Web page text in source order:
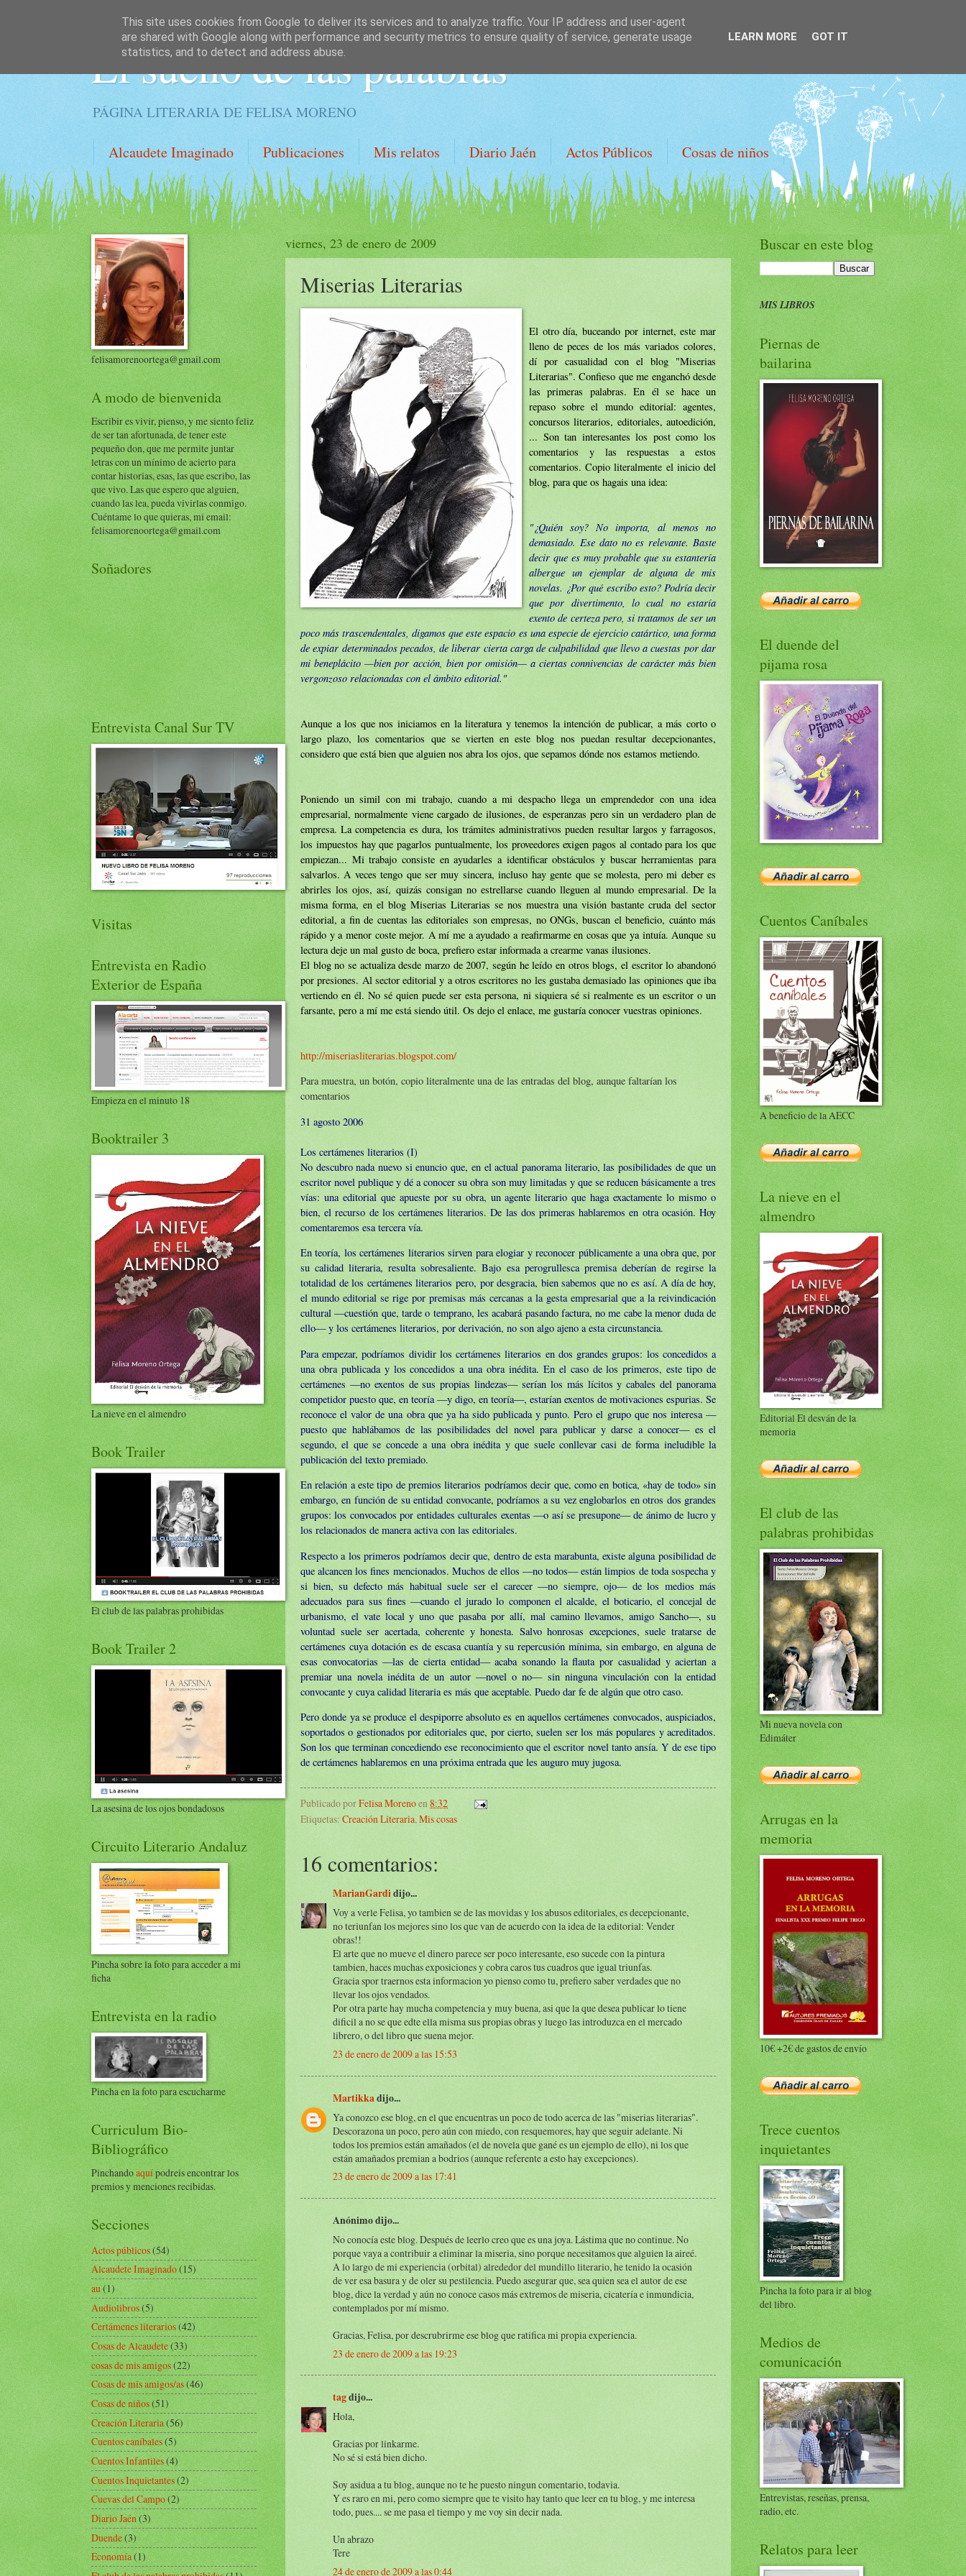
El sueño de las palabras
PÁGINA LITERARIA DE FELISA MORENO
Alcaudete Imaginado Publicaciones Mis relatos Diario Jaén Actos Públicos Cosas de niños
viernes, 23 de enero de 2009
Miserias Literarias
El otro día, buceando por internet, este mar
lleno de peces de los más variados colores,
dí por casualidad con el blog "Miserias
Literarias".Confieso que me enganchó desde
las primeras palabras. En él se hace un
repaso sobre el mundo editorial: agentes,
concursos literarios, editoriales, autoedición,
... Son tan interesantes los post como los
comentarios y las respuestas a estos
comentarios. Copio literalmente el inicio del
blog, para que os hagais una idea:
"¿Quién soy? No importa, al menos no
demasiado. Ese dato no es relevante. Baste
decir que es muy probable que su estantería
albergue un ejemplar de alguna de mis
novelas. ¿Por qué escribo esto? Podría decir
que por divertimento, lo cual no estaría
exento de certeza pero, si tratamos de ser un
poco más trascendentales, digamos que este espacio es una especie de ejercicio catártico, una forma
de expiar determinados pecados, de liberar cierta carga de culpabilidad que llevo a cuestas por dar
mi beneplácito —bien por acción, bien por omisión— a ciertas connivencias de carácter más bien
vergonzoso relacionadas con el ámbito editorial."
Aunque a los que nos iniciamos en la literatura y tenemos la intención de publicar, a más corto o
largo plazo, los comentarios que se vierten en este blog nos puedan resultar decepcionantes,
considero que está bien que alguien nos abra los ojos, que sepamos dónde nos estamos metiendo.
Poniendo un simil con mi trabajo, cuando a mi despacho llega un emprendedor con una idea
empresarial, normalmente viene cargado de ilusiones, de esperanzas pero sin un verdadero plan de
empresa. La competencia es dura, los trámites administrativos pueden resultar largos y farragosos,
los impuestos hay que pagarlos puntualmente, los proveedores exigen pagos al contado para los que
empiezan... Mi trabajo consiste en ayudarles a identificar obstáculos y buscar herramientas para
salvarlos. A veces tengo que ser muy sincera, incluso hay gente que se molesta, pero mi deber es
abrirles los ojos, así, quizás consigan no estrellarse cuando lleguen al mundo empresarial. De la
misma forma, en el blog Miserias Literarias se nos muestra una visión bastante cruda del sector
editorial, a fin de cuentas las editoriales son empresas, no ONGs, buscan el beneficio, cuánto más
rápido y a menor coste mejor. A mí me a ayudado a reafirmarme en cosas que ya intuía. Aunque su
lectura deje un mal gusto de boca, prefiero estar informada a crearme vanas ilusiones.
El blog no se actualiza desde marzo de 2007, según he leído en otros blogs, el escritor lo abandonó
por presiones. Al sector editorial y a otros escritores no les gustaba demasiado las opiniones que iba
vertiendo en él. No sé quien puede ser esta persona, ni siquiera sé si realmente es un escritor o un
farsante, pero a mí me está siendo útil. Os dejo el enlace, me gustaría conocer vuestras opiniones.
http://miseriasliterarias.blogspot.com/
Para muestra, un botón, copio literalmente una de las entradas del blog, aunque faltarían los
comentarios
31 agosto 2006
Los certámenes literarios (I)
No descubro nada nuevo si enuncio que, en el actual panorama literario, las posibilidades de que un
escritor novel publique y dé a conocer su obra son muy limitadas y que se reducen básicamente a tres
vías: una editorial que apueste por su obra, un agente literario que haga exactamente lo mismo o
bien, el recurso de los certámenes literarios. De las dos primeras hablaremos en otra ocasión. Hoy
comentaremos esa tercera vía.
En teoría, los certámenes literarios sirven para elogiar y reconocer públicamente a una obra que, por
su calidad literaria, resulta sobresaliente. Bajo esa perogrullesca premisa deberían de regirse la
totalidad de los certámenes literarios pero, por desgracia, bien sabemos que no es así. A día de hoy,
el mundo editorial se rige por premisas más cercanas a la gesta empresarial que a la reivindicación
cultural —cuestión que, tarde o temprano, les acabará pasando factura, no me cabe la menor duda de
ello— y los certámenes literarios, por derivación, no son algo ajeno a esta circunstancia.
Para empezar, podríamos dividir los certámenes literarios en dos grandes grupos: los concedidos a
una obra publicada y los concedidos a una obra inédita. En el caso de los primeros, este tipo de
certámenes —no exentos de sus propias lindezas— serían los más lícitos y cabales del panorama
competidor puesto que, en teoría —y digo, en teoría—, estarían exentos de motivaciones espurias. Se
reconoce el valor de una obra que ya ha sido publicada y punto. Pero el grupo que nos interesa —
puesto que hablábamos de las posibilidades del novel para publicar y darse a conocer— es el
segundo, el que se concede a una obra inédita y que suele conllevar casi de forma ineludible la
publicación del texto premiado.
En relación a este tipo de premios literarios podríamos decir que, como en botica, «hay de todo» sin
embargo, en función de su entidad convocante, podríamos a su vez englobarlos en otros dos grandes
grupos: los convocados por entidades culturales exentas —o así se presupone— de ánimo de lucro y
los relacionados de manera activa con las editoriales.
Respecto a los primeros podríamos decir que, dentro de esta marabunta, existe alguna posibilidad de
que alcancen los fines mencionados. Muchos de ellos —no todos— están limpios de toda sospecha y
si bien, su defecto más habitual suele ser el carecer —no siempre, ojo— de los medios más
adecuados para sus fines —cuando el jurado lo componen el alcalde, el boticario, el concejal de
urbanismo, el vate local y uno que pasaba por allí, mal camino llevamos, amigo Sancho—, su
voluntad suele ser acertada, coherente y honesta. Salvo honrosas excepciones, suele tratarse de
certámenes cuya dotación es de escasa cuantía y su repercusión mínima, sin embargo, en alguna de
esas convocatorias —las de cierta entidad— acaba sonando la flauta por casualidad y aciertan a
premiar una novela inédita de un autor —novel o no— sin ninguna vinculación con la entidad
convocante y cuya calidad literaria es más que aceptable. Puedo dar fe de algún que otro caso.
Pero donde ya se produce el despiporre absoluto es en aquellos certámenes convocados, auspiciados,
soportados o gestionados por editoriales que, por cierto, suelen ser los más populares y acreditados.
Son los que terminan concediendo ese reconocimiento que el escritor novel tanto ansía. Y de ese tipo
de certámenes hablaremos en una próxima entrada que les auguro muy jugosa.
Publicado porFelisa Morenoen 8:32
Etiquetas: Creación Literaria, Mis cosas
16 comentarios:
MarianGardidijo...
Voy a verle Felisa, yo tambien se de las movidas y los abusos editoriales, es decepcionante,
no teriunfan los mejores sino los que van de acuerdo con la idea de la editorial: Vender
obras!!
El arte que no mueve el dinero parece ser poco interesante, eso sucede con la pintura
tambien, haces muchas exposiciones y cobra caros tus cuadros que igual triunfas.
Gracia spor traernos esta informacion yo pienso como tu, prefiero saber verdades que no
llevar los ojos vendados.
Por otra parte hay mucha competencia y muy buena, asi que la que desea publicar lo tiene
dificil a no se que edte ella misma sus propias obras y luego las introduzca en el mercado
librero, o del libro que suena mejor.
23 de enero de 2009 a las 15:53
Martikkadijo...
Ya conozco ese blog, en el que encuentras un poco de todo acerca de las "miserias literarias".
Descorazona un poco, pero aún con miedo, con resquemores, hay que seguir adelante. Ni
todos los premios están amañados (el de novela que gané es un ejemplo de ello), ni los que
están amañados premian a bodrios (aunque referente a esto hay excepciones).
23 de enero de 2009 a las 17:41
Anónimo dijo...
No conocía este blog. Después de leerlo creo que es una joya. Lástima que no continue. No
porque vaya a contribuir a eliminar la miseria, sino porque necesitamos que alguien la aireé.
A lo largo de mi experiencia (orbital) alrededor del mundillo literario, he tenido la ocasión
de ver esa basura y de oler su pestilencia. Puedo asegurar que, sea quien sea el autor de ese
blog, dice la verdad y aún no conoce casos más extremos de miseria, cicatería e inmundicia,
contemplados por mí mismo.
Gracias, Felisa, por descrubrirme ese blog que ratifica mi propia experiencia.
23 de enero de 2009 a las 19:23
tagdijo...
Hola,
Gracias por linkarme.
No sé si está bien dicho.
Soy asidua a tu blog, aunque no te he puesto ningun comentario, todavia.
Y es raro en mi, pero como siempre que te visito hay tanto que leer en tu blog, y me interesa
todo, pues.... se me pasa el tiempo y me voy sin decir nada.
Un abrazo
Tere
24 de enero de 2009 a las 0:44
felisamorenoortega@gmail.com
A modo de bienvenida
Escribir es vivir, pienso, y me siento feliz
de ser tan afortunada, de tener este
pequeño don, que me permite juntar
letras con un mínimo de acierto para
contar historias, esas, las que escribo, las
que vivo. Las que espero que alguien,
cuando las lea, pueda vivirlas conmigo.
Cuéntame lo que quieras, mi email:
felisamorenoortega@gmail.com
Soñadores
Entrevista Canal Sur TV
Visitas
Entrevista en Radio
Exterior de España
Empieza en el minuto 18
Booktrailer 3
La nieve en el almendro
Book Trailer
El club de las palabras prohibidas
Book Trailer 2
La asesina de los ojos bondadosos
Circuito Literario Andaluz
Pincha sobre la foto para acceder a mi
ficha
Entrevista en la radio
Pincha en la foto para escucharme
Curriculum Bio-
Bibliográfico
Pinchandoaquípodreis encontrar los
premios y menciones recibidas.
Secciones
Actos públicos(54)
Alcaudete Imaginado(15)
au(1)
Audiolibros(5)
Certámenes literarios(42)
Cosas de Alcaudete(33)
cosas de mis amigos(22)
Cosas de mis amigos/as(46)
Cosas de niños(51)
Creación Literaria(56)
Cuentos caníbales(5)
Cuentos Infantiles(4)
Cuentos Inquietantes(2)
Cuevas del Campo(2)
Diario Jaén(3)
Duende(3)
Economía(1)
Buscar en este blog
MIS LIBROS
Piernas de
bailarina
El duende del
pijama rosa
Cuentos Caníbales
A beneficio de la AECC
La nieve en el
almendro
Editorial El desván de la
memoria
El club de las
palabras prohibidas
Mi nueva novela con
Edimáter
Arrugas en la
memoria
10€ +2€ de gastos de envío
Trece cuentos
inquietantes
Pincha la foto para ir al blog
del libro.
Medios de
comunicación
Entrevistas, reseñas, prensa,
radio, etc.
Relatos para leer
This site uses cookies from Google to deliver its services and to analyze traffic. Your IP address and user-agent
are shared with Google along with performance and security metrics to ensure quality of service, generate usage
statistics, and to detect and address abuse.
LEARN MORE GOT IT